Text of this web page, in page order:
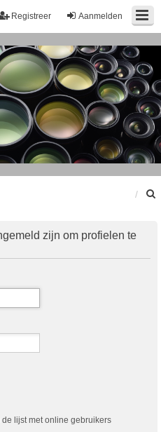
Aanmelden
Registreer
zijn om profielen te
lijst met online gebruikers